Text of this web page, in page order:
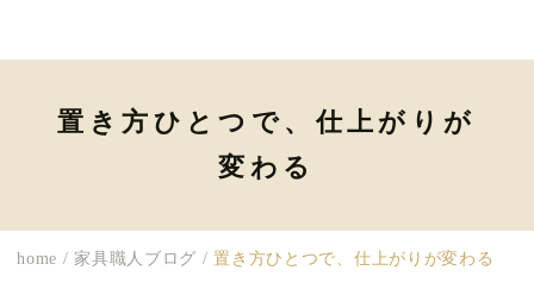
置き方ひとつで、仕上がりが
変わる
home /家具職人ブログ /置き方ひとつで、仕上がりが変わる